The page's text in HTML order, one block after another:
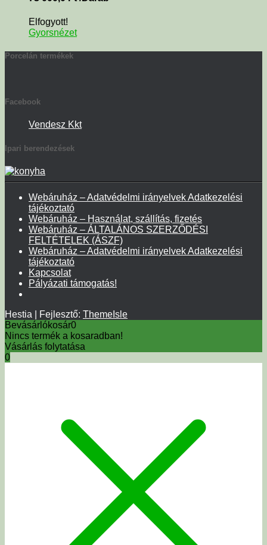
Elfogyott!
Gyorsnézet
Porcelán termékek
Facebook
Vendesz Kkt
Ipari berendezések
Webáruház – Adatvédelmi irányelvek Adatkezelési
tájékoztató
Webáruház – Használat, szállítás, fizetés
Webáruház – ÁLTALÁNOS SZERZŐDÉSI
FELTÉTELEK (ÁSZF)
Webáruház – Adatvédelmi irányelvek Adatkezelési
tájékoztató
Kapcsolat
Pályázati támogatás!
Hestia | Fejlesztő: ThemeIsle
Bevásárlókosár0
Nincs termék a kosaradban!
Vásárlás folytatása
0